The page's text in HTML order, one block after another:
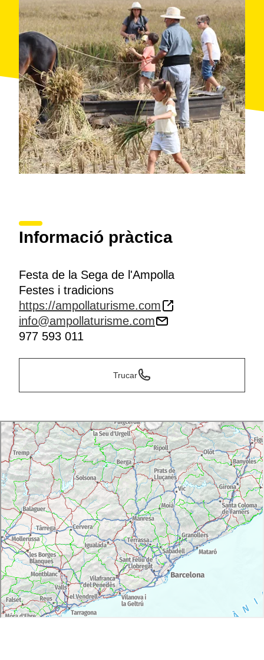
Informació pràctica
Festa de la Sega de l'Ampolla
Festes i tradicions
https://ampollaturisme.com
info@ampollaturisme.com
977 593 011
Trucar